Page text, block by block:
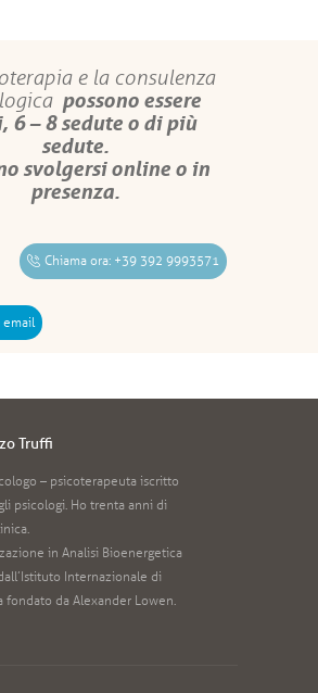
e la consulenza
possono essere
6 – 8 sedute o di più
sedute.
svolgersionline o in
presenza.
Chiama ora: +39 392 9993571
email
Truffi
– psicoterapeuta iscritto
psicologi. Ho trenta anni di
in Analisi Bioenergetica
Internazionale di
fondato da Alexander Lowen.